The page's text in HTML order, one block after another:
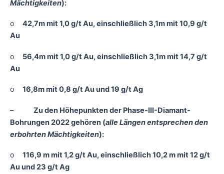
Mächtigkeiten):
o 42,7m mit 1,0 g/t Au, einschließlich 3,1m mit 10,9 g/t
Au
o 56,4m mit 1,0 g/t Au, einschließlich 3,1m mit 14,7 g/t
Au
o 16,8m mit 0,8 g/t Au und 19 g/t Ag
– Zu den Höhepunkten der Phase-III-Diamant-
Bohrungen 2022 gehören (alle Längen entsprechen den
erbohrten Mächtigkeiten):
o 116,9 m mit 1,2 g/t Au, einschließlich 10,2 m mit 12 g/t
Au und 23 g/t Ag